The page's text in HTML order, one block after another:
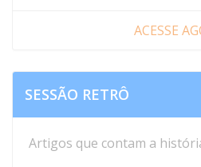
ACESSE
SESSÃO RETRÔ
Artigos que contam a